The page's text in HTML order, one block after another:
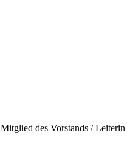
Mitglied des Vorstands /